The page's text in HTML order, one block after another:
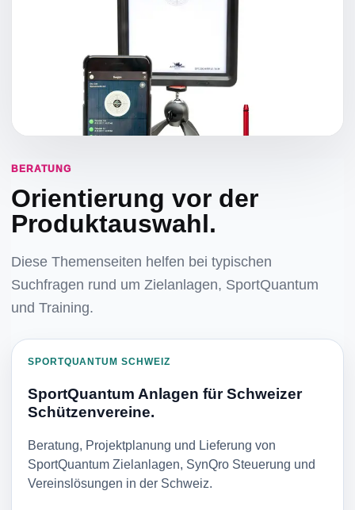
BERATUNG
Orientierung vor der
Produktauswahl.
Diese Themenseiten helfen bei typischen
Suchfragen rund um Zielanlagen, SportQuantum
und Training.
SPORTQUANTUM SCHWEIZ
SportQuantum Anlagen für Schweizer
Schützenvereine.
Beratung, Projektplanung und Lieferung von
SportQuantum Zielanlagen, SynQro Steuerung und
Vereinslösungen in der Schweiz.